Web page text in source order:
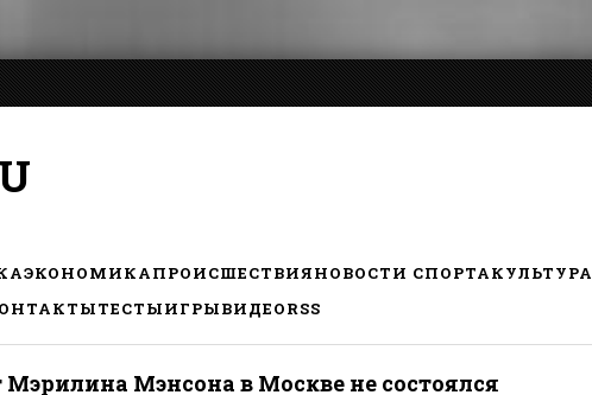
ЭКОНОМИКАПРОИСШЕСТВИЯНОВОСТИ СПОРТАКУЛЬТУРА
ТЕСТЫИГРЫВИДЕОRSS
Мэрилина Мэнсона в Москве не состоялся